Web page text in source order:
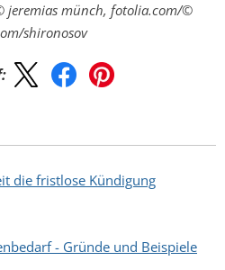
jeremias münch, fotolia.com/©
shironosov
die fristlose Kündigung
- Gründe und Beispiele